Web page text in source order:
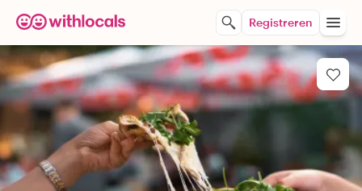
Registreren